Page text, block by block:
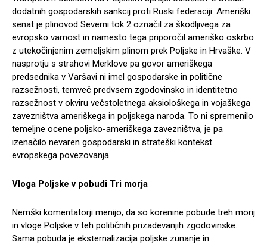
dodatnih gospodarskih sankcij proti Ruski federaciji. Ameriški
senat je plinovod Severni tok 2 označil za škodljivega za
evropsko varnost in namesto tega priporočil ameriško oskrbo
z utekočinjenim zemeljskim plinom prek Poljske in Hrvaške. V
nasprotju s strahovi Merklove pa govor ameriškega
predsednika v Varšavi ni imel gospodarske in politične
razsežnosti, temveč predvsem zgodovinsko in identitetno
razsežnost v okviru večstoletnega aksiološkega in vojaškega
zavezništva ameriškega in poljskega naroda. To ni spremenilo
temeljne ocene poljsko-ameriškega zavezništva, je pa
izenačilo nevaren gospodarski in strateški kontekst
evropskega povezovanja.
Vloga Poljske v pobudi Tri morja
Nemški komentatorji menijo, da so korenine pobude treh morij
in vloge Poljske v teh političnih prizadevanjih zgodovinske.
Sama pobuda je eksternalizacija poljske zunanje in